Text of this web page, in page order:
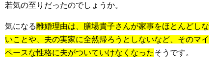
若気の至りだったのでしょうか。
気になる離婚理由は、膳場貴子さんが家事をほとんどしな
いことや、夫の実家に全然帰ろうとしないなど、そのマイ
ペースな性格に夫がついていけなくなったそうです。